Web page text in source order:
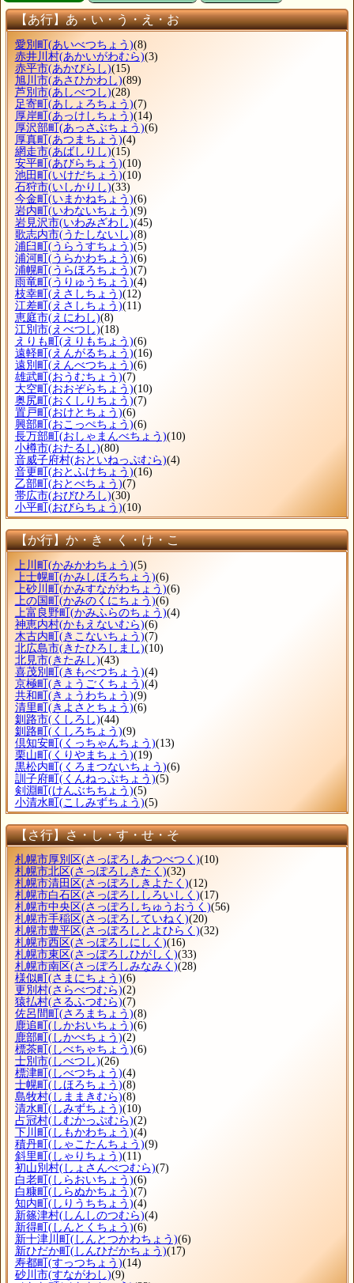
【あ行】あ・い・う・え・お
愛別町 (あいべつちょう)(8)
赤井川村(あかいがわむら)(3)
赤平市(あかびらし)(15)
旭川市(あさひかわし)(89)
芦別市(あしべつし)(28)
足寄町 (あしょろちょう)(7)
厚岸町 (あっけしちょう)(14)
厚沢部町 (あっさぶちょう)(6)
厚真町 (あつまちょう)(4)
網走市(あばしりし)(15)
安平町 (あびらちょう)(10)
池田町 (いけだちょう)(10)
石狩市(いしかりし)(33)
今金町 (いまかねちょう)(6)
岩内町 (いわないちょう)(9)
岩見沢市(いわみざわし)(45)
歌志内市(うたしないし)(8)
浦臼町 (うらうすちょう)(5)
浦河町 (うらかわちょう)(6)
浦幌町 (うらほろちょう)(7)
雨竜町 (うりゅうちょう)(4)
枝幸町 (えさしちょう)(12)
江差町 (えさしちょう)(11)
恵庭市(えにわし)(8)
江別市(えべつし)(18)
えりも町 (えりもちょう)(6)
遠軽町 (えんがるちょう)(16)
遠別町 (えんべつちょう)(6)
雄武町 (おうむちょう)(7)
大空町 (おおぞらちょう)(10)
奥尻町 (おくしりちょう)(7)
置戸町 (おけとちょう)(6)
興部町 (おこっぺちょう)(6)
長万部町 (おしゃまんべちょう)(10)
小樽市(おたるし)(80)
音威子府村(おといねっぷむら)(4)
音更町 (おとふけちょう)(16)
乙部町 (おとべちょう)(7)
帯広市(おびひろし)(30)
小平町 (おびらちょう)(10)
【か行】か・き・く・け・こ
上川町(かみかわちょう)(5)
上士幌町(かみしほろちょう)(6)
上砂川町(かみすながわちょう)(6)
上の国町(かみのくにちょう)(6)
上富良野町(かみふらのちょう)(4)
神恵内村(かもえないむら)(6)
木古内町(きこないちょう)(7)
北広島市(きたひろしまし)(10)
北見市(きたみし)(43)
喜茂別町(きもべつちょう)(4)
京極町(きょうごくちょう)(4)
共和町(きょうわちょう)(9)
清里町(きよさとちょう)(6)
釧路市(くしろし)(44)
釧路町(くしろちょう)(9)
倶知安町(くっちゃんちょう)(13)
栗山町(くりやまちょう)(19)
黒松内町(くろまつないちょう)(6)
訓子府町(くんねっぷちょう)(5)
剣淵町(けんぶちちょう)(5)
小清水町(こしみずちょう)(5)
【さ行】さ・し・す・せ・そ
札幌市厚別区(さっぽろしあつべつく)(10)
札幌市北区(さっぽろしきたく)(32)
札幌市清田区(さっぽろしきよたく)(12)
札幌市白石区(さっぽろししろいしく)(17)
札幌市中央区(さっぽろしちゅうおうく)(56)
札幌市手稲区(さっぽろしていねく)(20)
札幌市豊平区(さっぽろしとよひらく)(32)
札幌市西区(さっぽろしにしく)(16)
札幌市東区(さっぽろしひがしく)(33)
札幌市南区(さっぽろしみなみく)(28)
様似町 (さまにちょう)(6)
更別村(さらべつむら)(2)
猿払村(さるふつむら)(7)
佐呂間町 (さろまちょう)(8)
鹿追町 (しかおいちょう)(6)
鹿部町 (しかべちょう)(2)
標茶町 (しべちゃちょう)(6)
士別市(しべつし)(26)
標津町 (しべつちょう)(4)
士幌町 (しほろちょう)(8)
島牧村(しままきむら)(8)
清水町 (しみずちょう)(10)
占冠村(しむかっぷむら)(2)
下川町 (しもかわちょう)(4)
積丹町 (しゃこたんちょう)(9)
斜里町 (しゃりちょう)(11)
初山別村(しょさんべつむら)(7)
白老町 (しらおいちょう)(6)
白糠町 (しらぬかちょう)(7)
知内町 (しりうちちょう)(4)
新篠津村(しんしのつむら)(4)
新得町 (しんとくちょう)(6)
新十津川町 (しんとつかわちょう)(6)
新ひだか町 (しんひだかちょう)(17)
寿都町 (すっつちょう)(14)
砂川市(すながわし)(9)